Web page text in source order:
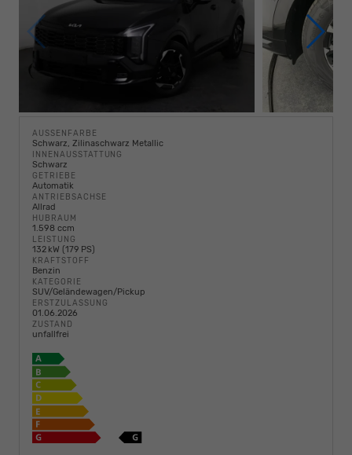
AUSSENFARBE
Schwarz, Zilinaschwarz Metallic
INNENAUSSTATTUNG
Schwarz
GETRIEBE
Automatik
ANTRIEBSACHSE
Allrad
HUBRAUM
1.598 ccm
LEISTUNG
132 kW (179 PS)
KRAFTSTOFF
Benzin
KATEGORIE
SUV/Geländewagen/Pickup
ERSTZULASSUNG
01.06.2026
ZUSTAND
unfallfrei